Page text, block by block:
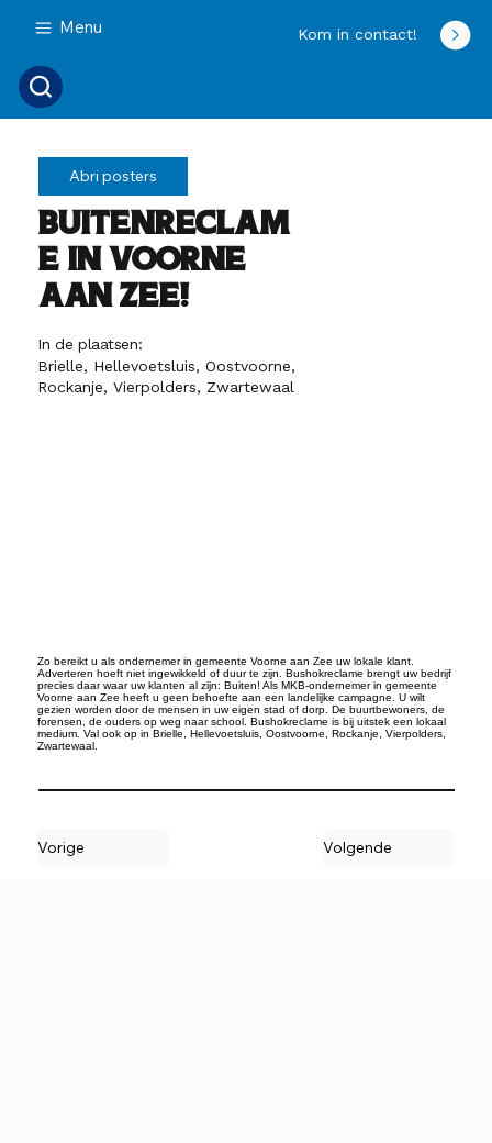
Menu Kom in contact!
Abri posters
Buitenreclam
e in Voorne
aan Zee!
In de plaatsen:
Brielle, Hellevoetsluis, Oostvoorne,
Rockanje, Vierpolders, Zwartewaal
Zo bereikt u als ondernemer in gemeente Voorne aan Zee uw lokale klant.
Adverteren hoeft niet ingewikkeld of duur te zijn. Bushokreclame brengt uw bedrijf
precies daar waar uw klanten al zijn: Buiten! Als MKB-ondernemer in gemeente
Voorne aan Zee heeft u geen behoefte aan een landelijke campagne. U wilt
gezien worden door de mensen in uw eigen stad of dorp. De buurtbewoners, de
forensen, de ouders op weg naar school. Bushokreclame is bij uitstek een lokaal
medium. Val ook op in Brielle, Hellevoetsluis, Oostvoorne, Rockanje, Vierpolders,
Zwartewaal.
Vorige Volgende